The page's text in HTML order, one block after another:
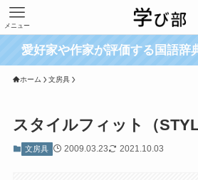
メニュー
愛好家や作家が評価する国語辞
ホーム 文房具
スタイルフィット（
文房具 2009.03.23 2021.10.03